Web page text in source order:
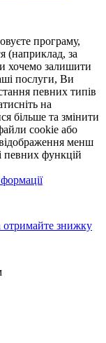
програму,
(наприклад, за
хочемо залишити
послуги, Ви
певних типів
на
більше та змінити
cookie або
менш
певних функцій
отримайте знижку